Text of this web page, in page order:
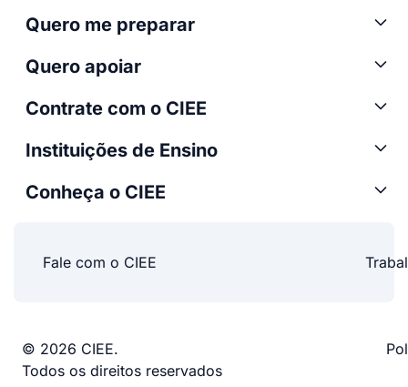
Quero me preparar
Quero apoiar
Contrate com o CIEE
Instituições de Ensino
Conheça o CIEE
Fale com o CIEE
© 2026 CIEE.
Todos os direitos reservados